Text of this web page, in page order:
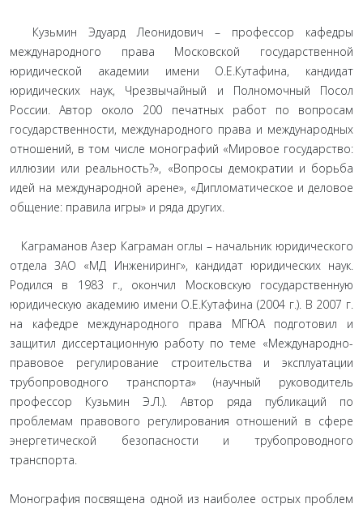
Кузьмин Эдуард Леонидович – профессор кафедры
международного права Московской государственной
юридической академии имени О.Е.Кутафина, кандидат
юридических наук, Чрезвычайный и Полномочный Посол
России. Автор около 200 печатных работ по вопросам
государственности, международного права и международных
отношений, в том числе монографий «Мировое государство:
иллюзии или реальность?», «Вопросы демократии и борьба
идей на международной арене», «Дипломатическое и деловое
общение: правила игры» и ряда других.
Каграманов Азер Каграман оглы – начальник юридического
отдела ЗАО «МД Инжениринг», кандидат юридических наук.
Родился в 1983 г., окончил Московскую государственную
юридическую академию имени О.Е.Кутафина (2004 г.). В 2007 г.
на кафедре международного права МГЮА подготовил и
защитил диссертационную работу по теме «Международно-
правовое регулирование строительства и эксплуатации
трубопроводного транспорта» (научный руководитель
профессор Кузьмин Э.Л.). Автор ряда публикаций по
проблемам правового регулирования отношений в сфере
энергетической безопасности и трубопроводного
транспорта.
Монография посвящена одной из наиболее острых проблем